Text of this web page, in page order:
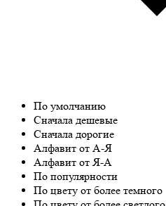
По умолчанию
Сначала дешевые
Сначала дорогие
Алфавит от А-Я
Алфавит от Я-А
По популярности
По цвету от более темного